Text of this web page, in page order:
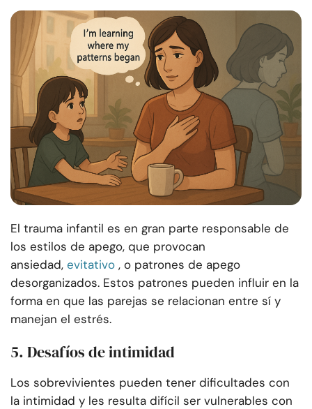
El trauma infantil es en gran parte responsable de
los estilos de apego, que provocan
ansiedad, evitativo , o patrones de apego
desorganizados. Estos patrones pueden influir en la
forma en que las parejas se relacionan entre sí y
manejan el estrés.
5. Desafíos de intimidad
Los sobrevivientes pueden tener dificultades con
la intimidad y les resulta difícil ser vulnerables con